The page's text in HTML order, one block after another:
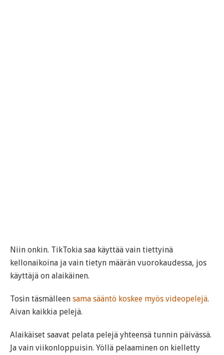
Niin onkin. TikTokia saa käyttää vain tiettyinä
kellonaikoina ja vain tietyn määrän vuorokaudessa, jos
käyttäjä on alaikäinen.
Tosin täsmälleen sama sääntö koskee myös videopelejä.
Aivan kaikkia pelejä.
Alaikäiset saavat pelata pelejä yhteensä tunnin päivässä.
Ja vain viikonloppuisin. Yöllä pelaaminen on kielletty